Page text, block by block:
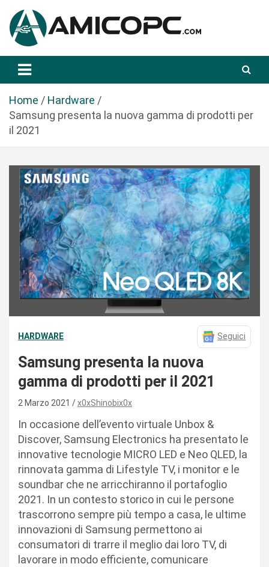
a
Amicopc.com
Home
Hardware
Samsung presenta la nuova gamma di prodotti per
il 2021
HARDWARE Seguici
Samsung presenta la nuova
gamma di prodotti per il 2021
2 Marzo 2021 x0xShinobix0x
In occasione dell’evento virtuale Unbox &
Discover, Samsung Electronics ha presentato le
innovative tecnologie MICRO LED e Neo QLED, la
rinnovata gamma di Lifestyle TV, i monitor e le
soundbar che ne arricchiranno il portafoglio
2021. In un contesto storico in cui le persone
trascorrono sempre più tempo a casa, le ultime
innovazioni di Samsung permettono ai
consumatori di trarre il meglio dai loro TV, di
lavorare in modo efficiente, comunicare